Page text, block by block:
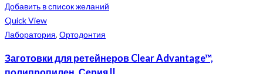
Добавить в список желаний
Quick View
Лаборатория, Ортодонтия
Заготовки для ретейнеров Clear Advantage™,